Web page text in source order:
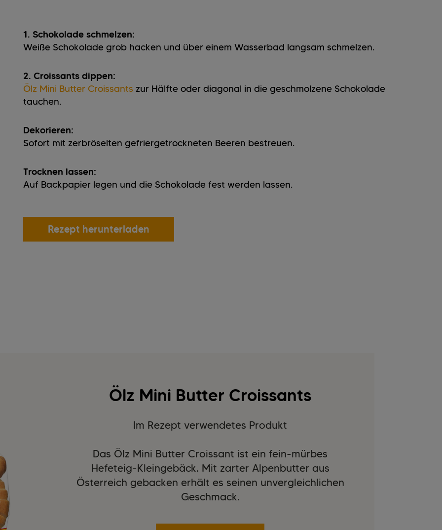
1. Schokolade schmelzen:
Weiße Schokolade grob hacken und über einem Wasserbad langsam schmelzen.
2. Croissants dippen:
Ölz Mini Butter Croissants zur Hälfte oder diagonal in die geschmolzene Schokolade
tauchen.
Dekorieren:
Sofort mit zerbröselten gefriergetrockneten Beeren bestreuen.
Trocknen lassen:
Auf Backpapier legen und die Schokolade fest werden lassen.
Rezept herunterladen
Ölz Mini Butter Croissants
Im Rezept verwendetes Produkt
Das Ölz Mini Butter Croissant ist ein fein-mürbes
Hefeteig-Kleingebäck. Mit zarter Alpenbutter aus
Österreich gebacken erhält es seinen unvergleichlichen
Geschmack.